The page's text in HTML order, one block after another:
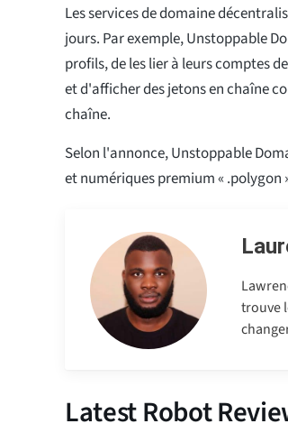
Les services de domaine
jours. Par exemple, Unstoppable
profils, de les lier à leurs comptes
et d'afficher des jetons en chaîne
chaîne.
Selon l'annonce, Unstoppable
et numériques premium « .polygon
trouve
Latest Robot